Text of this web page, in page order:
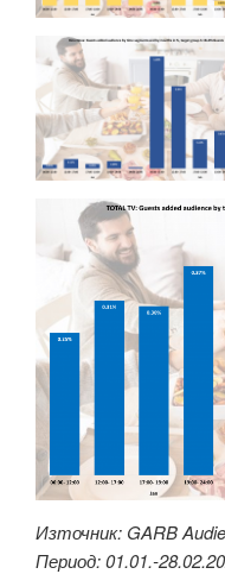
Източник: GARB
Период: 01.01.-